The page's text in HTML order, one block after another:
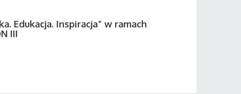
Edukacja. Inspiracja” w ramach
III